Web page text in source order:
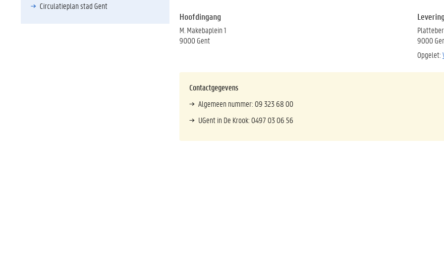
Circulatieplan stad Gent
Hoofdingang
M. Makebaplein 1
9000 Gent
9000
Opgelet:
Contactgegevens
Algemeen nummer: 09 323 68 00
UGent in De Krook: 0497 03 06 56